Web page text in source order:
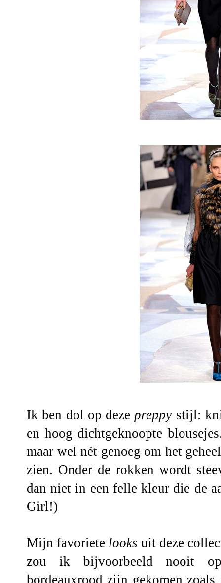
Ik ben dol op deze preppy stijl:
en hoog dichtgeknoopte
maar wel nét genoeg om het
zien. Onder de rokken wordt
dan niet in een felle kleur die de
Girl!)
Mijn favoriete looks uit deze
zou ik bijvoorbeeld nooit op
bordeauxrood zijn gekomen